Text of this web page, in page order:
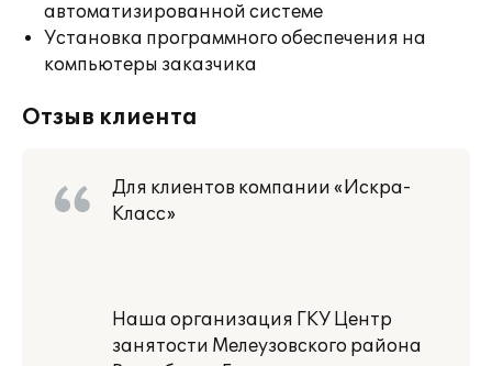
автоматизированной системе
Установка программного обеспечения на
компьютеры заказчика
Отзыв клиента
Для клиентов компании «Искра-
Класс»
Наша организация ГКУ Центр
занятости Мелеузовского района